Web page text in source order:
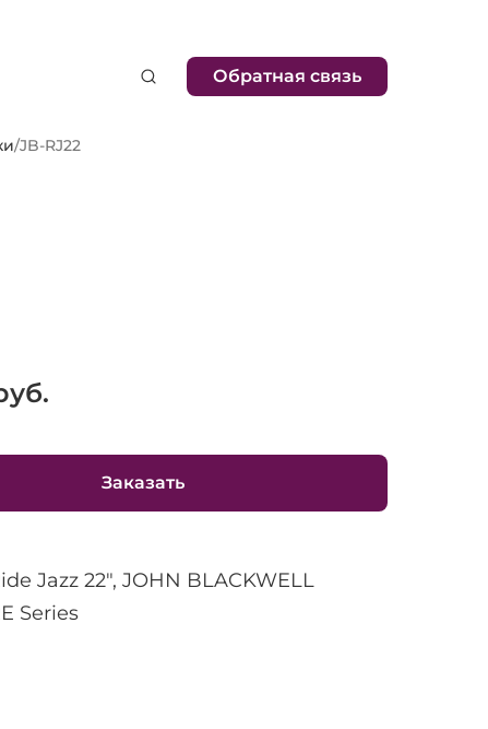
Обратная связь
/JB-RJ22
Заказать
Jazz 22", JOHN BLACKWELL
Series